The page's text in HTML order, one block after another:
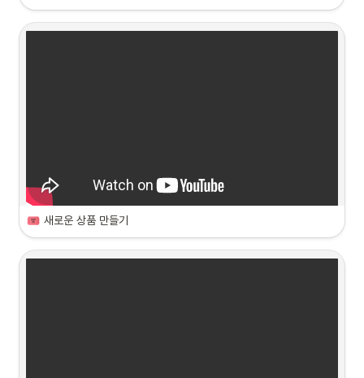
새로운 상품 만들기